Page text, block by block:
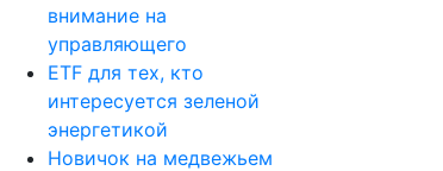
внимание на
управляющего
ETF для тех, кто
интересуется зеленой
энергетикой
Новичок на медвежьем